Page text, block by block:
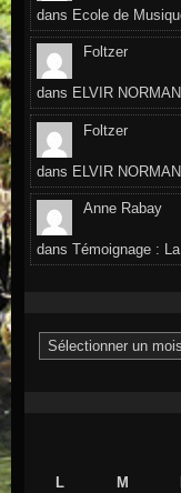
dans Ecole de
Foltzer
dans ELVIR
Foltzer
dans ELVIR
Anne Rabay
dansTémoignage :
Archives
L
M